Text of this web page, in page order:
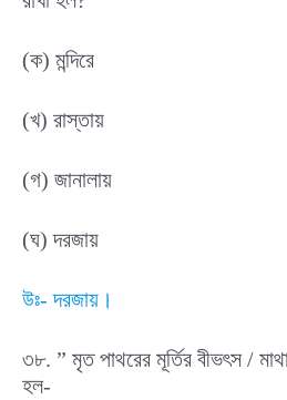
(ক) মন্দিরে
(খ) রাস্তায়
(গ) জানালায়
(ঘ) দরজায়
উঃ- দরজায়।
৩৮. ” মৃত পাথরের মূর্তির বীভৎস /
হল-